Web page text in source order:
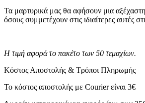
Τα μαρτυρικά μας θα αφήσουν μια
όσους συμμετέχουν στις ιδιαίτερες αυτές
Η τιμή αφορά το πακέτο των 50 τεμαχίων.
Κόστος Αποστολής & Τρόποι Πληρωμής
Το κόστος αποστολής με Courier είναι 3€